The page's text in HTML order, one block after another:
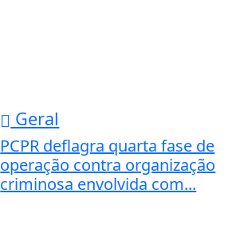
Geral
PCPR deflagra quarta fase de
operação contra organização
criminosa envolvida com...